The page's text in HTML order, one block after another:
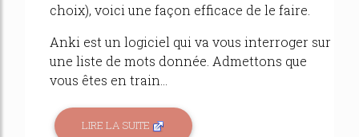
choix), voici une façon efficace de le faire.
Anki est un logiciel qui va vous interroger sur
une liste de mots donnée. Admettons que
vous êtes en train...
LIRE LA SUITE